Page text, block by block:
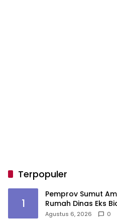
Terpopuler
1
Pemprov Sumut
Rumah Dinas Eks
Agustus 6, 2026 0